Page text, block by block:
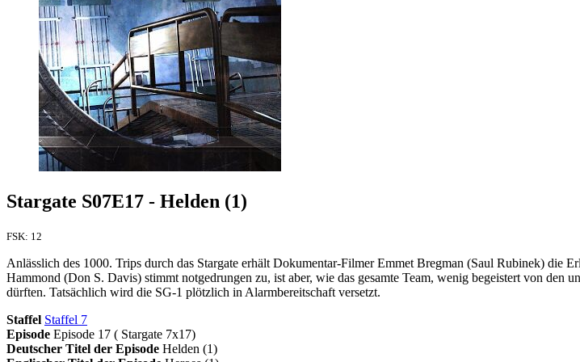
Stargate S07E17 - Helden (1)
FSK: 12
Anlässlich des 1000. Trips durch das Stargate erhält Dokumentar-Filmer Emmet Bregman (Saul Rubinek) die
Hammond (Don S. Davis) stimmt notgedrungen zu, ist aber, wie das gesamte Team, wenig begeistert von den
dürften. Tatsächlich wird die SG-1 plötzlich in Alarmbereitschaft versetzt.
Staffel Staffel 7
Episode Episode 17 ( Stargate 7x17)
Deutscher Titel der Episode Helden (1)